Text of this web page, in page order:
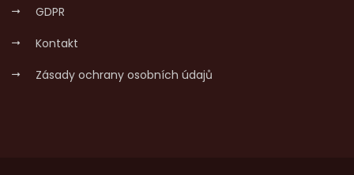
GDPR
Kontakt
Zásady ochrany osobních údajů